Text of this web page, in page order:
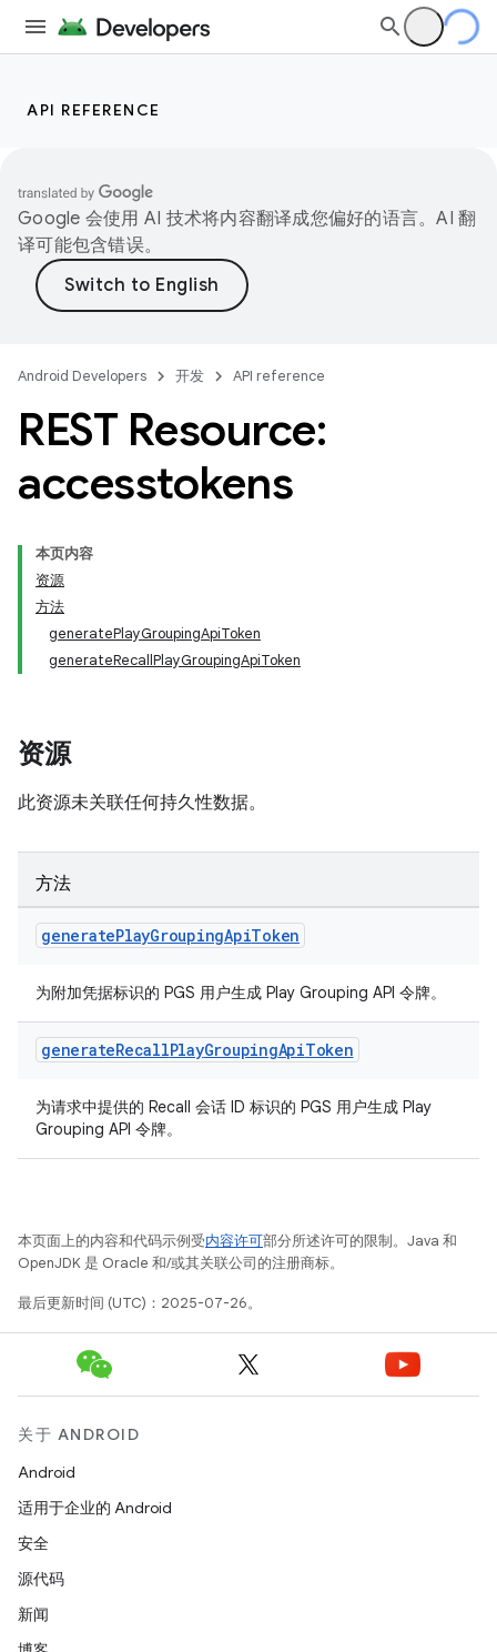
API REFERENCE
Google 会使用 AI 技术将内容翻译成您偏好的语言。AI 翻
译可能包含错误。
Android Developers 开发 API reference
REST Resource:
accesstokens
本页内容
资源
方法
generatePlayGroupingApiToken
generateRecallPlayGroupingApiToken
资源
此资源未关联任何持久性数据。
方法
generatePlayGroupingApiToken
为附加凭据标识的 PGS 用户生成 Play Grouping API 令牌。
generateRecallPlayGroupingApiToken
为请求中提供的 Recall 会话 ID 标识的 PGS 用户生成 Play
Grouping API 令牌。
本页面上的内容和代码示例受内容许可部分所述许可的限制。Java 和
OpenJDK 是 Oracle 和/或其关联公司的注册商标。
最后更新时间 (UTC)：2025-07-26。
关于 ANDROID
Android
适用于企业的 Android
安全
源代码
新闻